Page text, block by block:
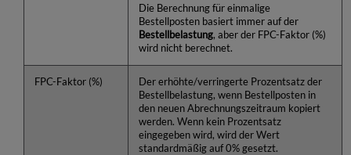
Die Berechnung für einmalige
Bestellposten basiert immer auf der
Bestellbelastung, aber der FPC-Faktor (%)
wird nicht berechnet.
FPC-Faktor (%)
Der erhöhte/verringerte Prozentsatz der
Bestellbelastung, wenn Bestellposten in
den neuen Abrechnungszeitraum kopiert
werden. Wenn kein Prozentsatz
eingegeben wird, wird der Wert
standardmäßig auf 0% gesetzt.